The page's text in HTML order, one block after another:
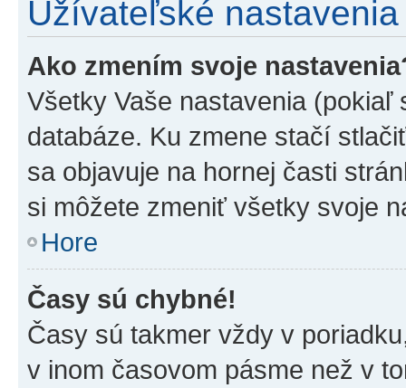
Užívateľské nastavenia
Ako zmením svoje
Všetky Vaše nastavenia
databáze. Ku zmene stačí
sa objavuje na hornej časti
si môžete zmeniť všetky svoje
Hore
Časy sú chybné!
Časy sú takmer vždy v
v inom časovom pásme než v